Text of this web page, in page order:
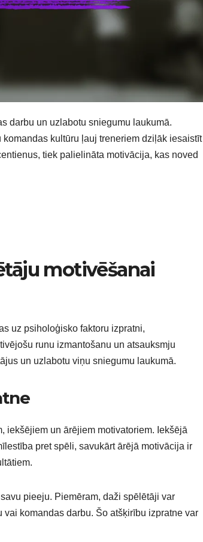
darbu un uzlabotu sniegumu laukumā.
kultūru ļauj treneriem dziļāk iesaistīt
tiek palielināta motivācija, kas noved
motivēšanai
uz psiholoģisko faktoru izpratni,
runu izmantošanu un atsauksmju
un uzlabotu viņu sniegumu laukumā.
iekšējiem un ārējiem motivatoriem. Iekšējā
pret spēli, savukārt ārējā motivācija ir
pieeju. Piemēram, daži spēlētāji var
komandas darbu. Šo atšķirību izpratne var